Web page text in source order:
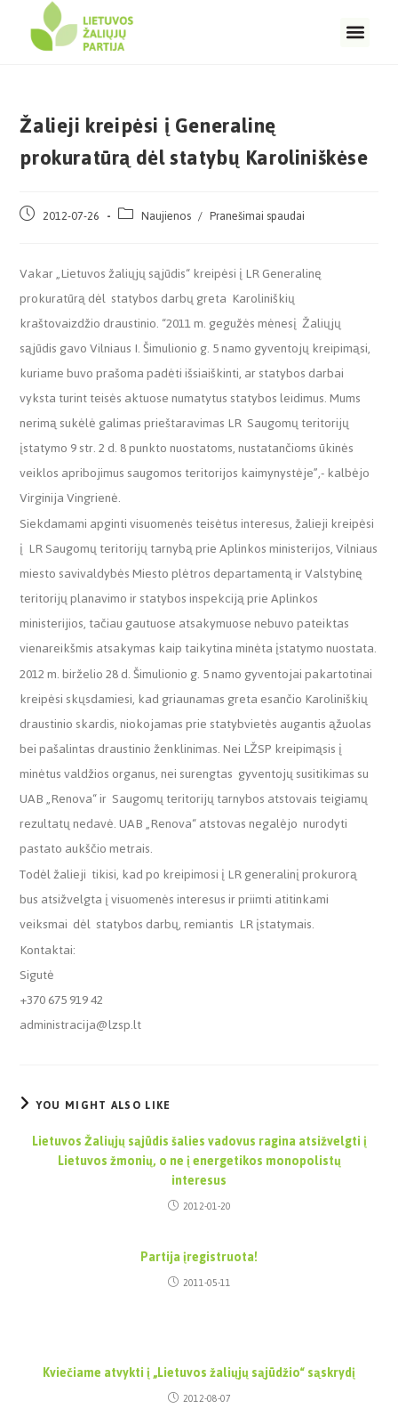
Žalieji kreipėsi į Generalinę
prokuratūrą dėl statybų Karoliniškėse
2012-07-26 Naujienos / Pranešimai spaudai
Vakar „Lietuvos žaliųjų sąjūdis“ kreipėsi į LR Generalinę
prokuratūrą dėl statybos darbų greta Karoliniškių
kraštovaizdžio draustinio. “2011 m. gegužės mėnesį Žaliųjų
sąjūdis gavo Vilniaus I. Šimulionio g. 5 namo gyventojų kreipimąsi,
kuriame buvo prašoma padėti išsiaiškinti, ar statybos darbai
vyksta turint teisės aktuose numatytus statybos leidimus. Mums
nerimą sukėlė galimas prieštaravimas LR Saugomų teritorijų
įstatymo 9 str. 2 d. 8 punkto nuostatoms, nustatančioms ūkinės
veiklos apribojimus saugomos teritorijos kaimynystėje”,- kalbėjo
Virginija Vingrienė.
Siekdamami apginti visuomenės teisėtus interesus, žalieji kreipėsi
į LR Saugomų teritorijų tarnybą prie Aplinkos ministerijos, Vilniaus
miesto savivaldybės Miesto plėtros departamentą ir Valstybinę
teritorijų planavimo ir statybos inspekciją prie Aplinkos
ministerijios, tačiau gautuose atsakymuose nebuvo pateiktas
vienareikšmis atsakymas kaip taikytina minėta įstatymo nuostata.
2012 m. birželio 28 d. Šimulionio g. 5 namo gyventojai pakartotinai
kreipėsi skųsdamiesi, kad griaunamas greta esančio Karoliniškių
draustinio skardis, niokojamas prie statybvietės augantis ąžuolas
bei pašalintas draustinio ženklinimas. Nei LŽSP kreipimąsis į
minėtus valdžios organus, nei surengtas gyventojų susitikimas su
UAB „Renova“ ir Saugomų teritorijų tarnybos atstovais teigiamų
rezultatų nedavė. UAB „Renova“ atstovas negalėjo nurodyti
pastato aukščio metrais.
Todėl žalieji tikisi, kad po kreipimosi į LR generalinį prokurorą
bus atsižvelgta į visuomenės interesus ir priimti atitinkami
veiksmai dėl statybos darbų, remiantis LR įstatymais.
Kontaktai:
Sigutė
+370 675 919 42
administracija@lzsp.lt
YOU MIGHT ALSO LIKE
Lietuvos Žaliųjų sąjūdis šalies vadovus ragina atsižvelgti į
Lietuvos žmonių, o ne į energetikos monopolistų
interesus
2012-01-20
Partija įregistruota!
2011-05-11
Kviečiame atvykti į „Lietuvos žaliųjų sąjūdžio“ sąskrydį
2012-08-07